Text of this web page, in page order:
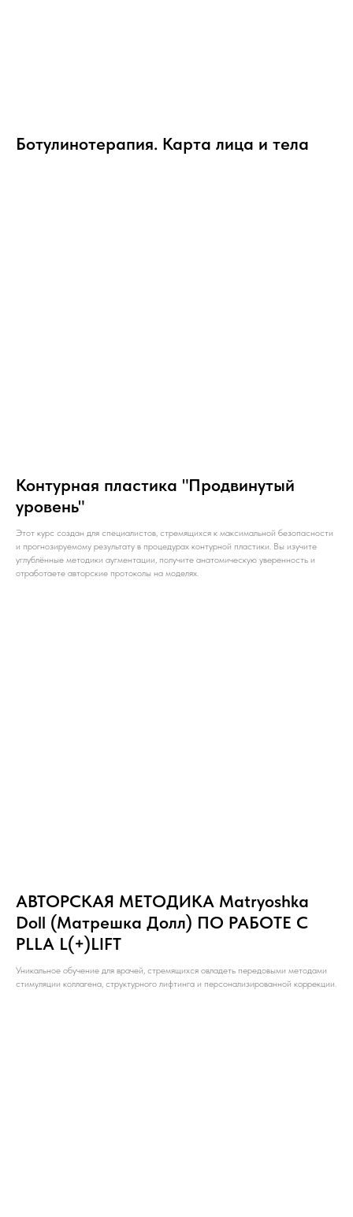
Ботулинотерапия. Карта лица и тела
Контурная пластика "Продвинутый
уровень"
Этот курс создан для специалистов, стремящихся к максимальной безопасности
и прогнозируемому результату в процедурах контурной пластики. Вы изучите
углублённые методики аугментации, получите анатомическую уверенность и
отработаете авторские протоколы на моделях.
АВТОРСКАЯ МЕТОДИКА Matryoshka
Doll (Матрешка Долл) ПО РАБОТЕ С
PLLA L(+)LIFT
Уникальное обучение для врачей, стремящихся овладеть передовыми методами
стимуляции коллагена, структурного лифтинга и персонализированной коррекции.